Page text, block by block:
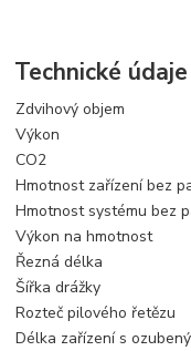
Technické údaje
Zdvihový objem
Výkon
CO2
Hmotnost zařízení bez
Hmotnost systému bez
Výkon na hmotnost
Řezná délka
Šířka drážky
Rozteč pilového řetězu
Délka zařízení s